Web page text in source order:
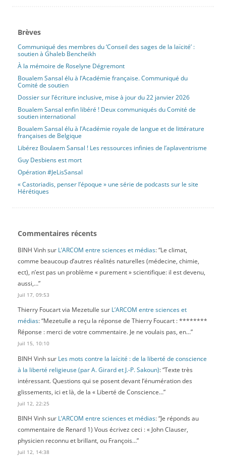
Brèves
Communiqué des membres du ‘Conseil des sages de la laïcité’ :
soutien à Ghaleb Bencheikh
À la mémoire de Roselyne Dégremont
Boualem Sansal élu à l’Académie française. Communiqué du
Comité de soutien
Dossier sur l’écriture inclusive, mise à jour du 22 janvier 2026
Boualem Sansal enfin libéré ! Deux communiqués du Comité de
soutien international
Boualem Sansal élu à l’Académie royale de langue et de littérature
françaises de Belgique
Libérez Boulaem Sansal ! Les ressources infinies de l’aplaventrisme
Guy Desbiens est mort
Opération #JeLisSansal
« Castoriadis, penser l’époque » une série de podcasts sur le site
Hérétiques
Commentaires récents
BINH Vinhsur L’ARCOM entre sciences et médias: “Le climat,
comme beaucoup d’autres réalités naturelles (médecine, chimie,
ect), n’est pas un problème « purement » scientifique: il est devenu,
aussi,…”
Juil 17, 09:53
Thierry Foucart via Mezetulle sur L’ARCOM entre sciences et
médias: “Mezetulle a reçu la réponse de Thierry Foucart : ********
Réponse : merci de votre commentaire. Je ne voulais pas, en…”
Juil 15, 10:10
BINH Vinhsur Les mots contre la laïcité : de la liberté de conscience
à la liberté religieuse (par A. Girard et J.-P. Sakoun): “Texte très
intéressant. Questions qui se posent devant l’énumération des
glissements, ici et là, de la « Liberté de Conscience…”
Juil 12, 22:25
BINH Vinhsur L’ARCOM entre sciences et médias: “Je réponds au
commentaire de Renard 1) Vous écrivez ceci : « John Clauser,
physicien reconnu et brillant, ou François…”
Juil 12, 14:38